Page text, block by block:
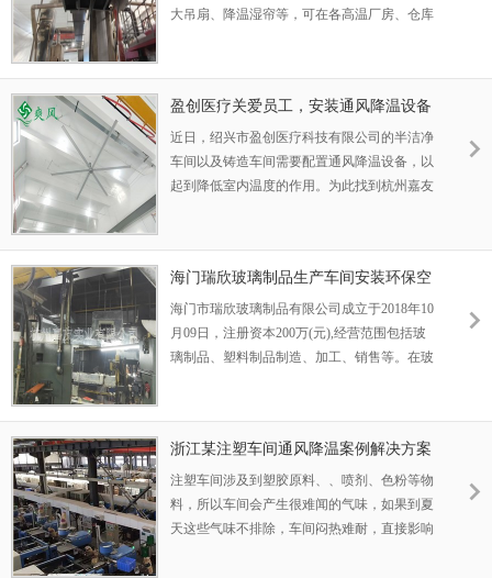
大吊扇、降温湿帘等，可在各高温厂房、仓库
身体健康的影响，增产增质。
盈创医疗关爱员工，安装通风降温设备
组合改善洁净铸造车间高温闷热现状
近日，绍兴市盈创医疗科技有限公司的半洁净
车间以及铸造车间需要配置通风降温设备，以
起到降低室内温度的作用。为此找到杭州嘉友
海门瑞欣玻璃制品生产车间安装环保空
调降温案例
海门市瑞欣玻璃制品有限公司成立于2018年10
月09日，注册资本200万(元),经营范围包括玻
璃制品、塑料制品制造、加工、销售等。在玻
会汗流浃背，不仅对身体有害，还降低了生产
效率。
浙江某注塑车间通风降温案例解决方案
注塑车间涉及到塑胶原料、、喷剂、色粉等物
料，所以车间会产生很难闻的气味，如果到夏
天这些气味不排除，车间闷热难耐，直接影响